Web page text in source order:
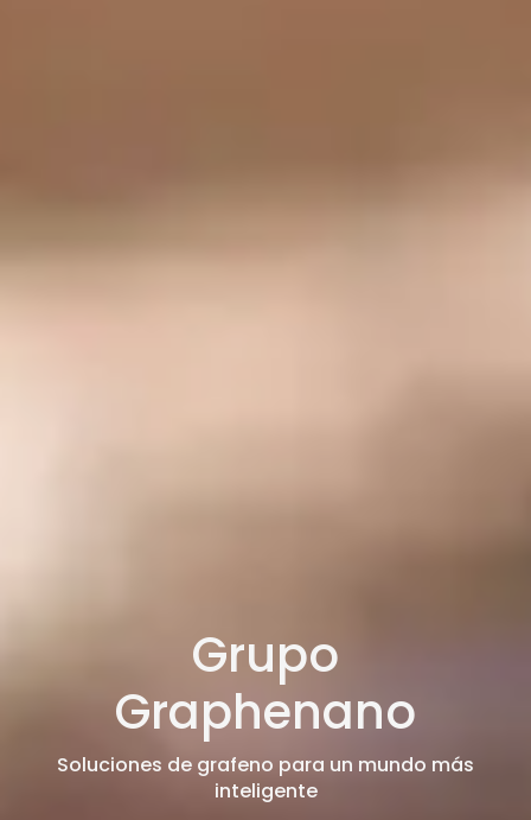
Grupo
Graphenano
Soluciones de grafeno para un mundo más
inteligente